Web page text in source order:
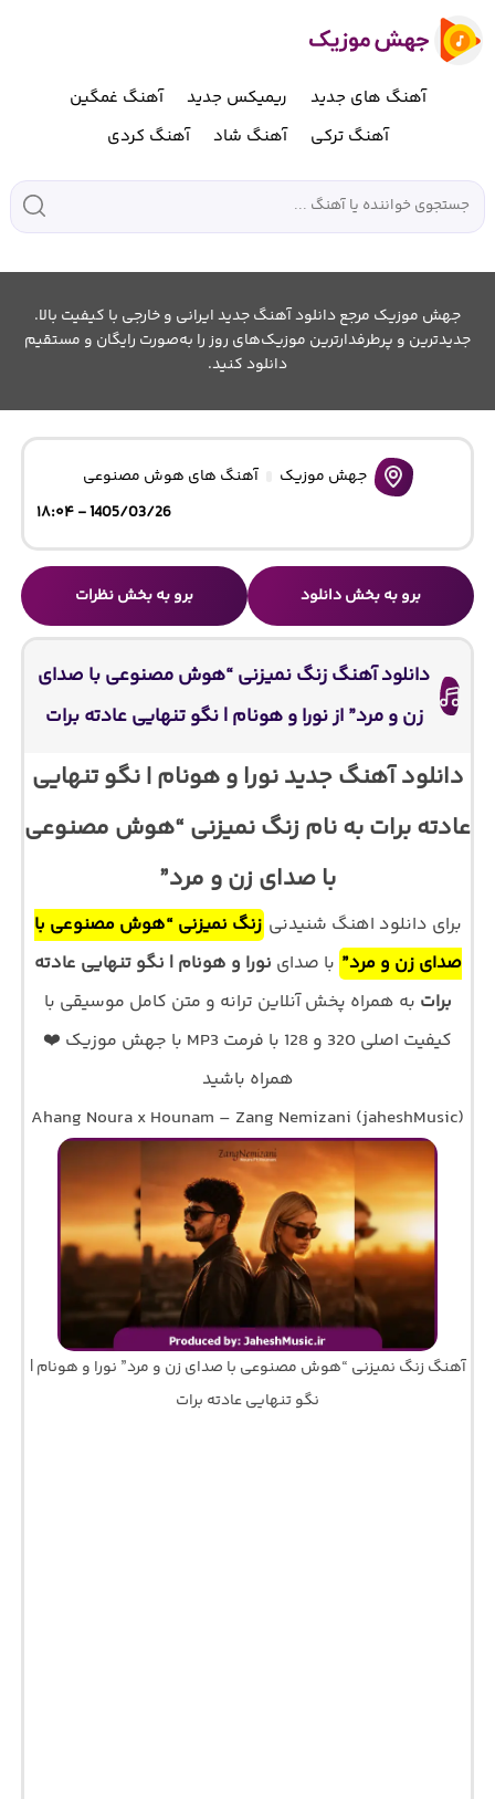
آهنگ های جدید ریمیکس جدید
آهنگ غمگین
آهنگ ترکی
آهنگ شاد آهنگ کردی
جهش موزیک مرجع دانلود آهنگ جدید ایرانی و خارجی با کیفیت بالا.
جدیدترین و پرطرفدارترین موزیک‌های روز را به‌صورت رایگان و مستقیم
دانلود کنید.
جهش موزیک
آهنگ های هوش مصنوعی
1405/03/26 - ۱۸:۰۴
برو به بخش دانلود برو به بخش نظرات
دانلود آهنگ زنگ نمیزنی “هوش مصنوعی با صدای
زن و مرد” از نورا و هونام | نگو تنهایی عادته برات
دانلود آهنگ جدید نورا و هونام | نگو تنهایی
عادته برات به نام زنگ نمیزنی “هوش مصنوعی
با صدای زن و مرد”
برای دانلود اهنگ شنیدنی زنگ نمیزنی “هوش مصنوعی با
صدای زن و مرد” با صدای نورا و هونام | نگو تنهایی عادته
برات به همراه پخش آنلاین ترانه و متن کامل موسیقی با
کیفیت اصلی 320 و 128 با فرمت MP3 با جهش موزیک ❤️
همراه باشید
Ahang Noura x Hounam – Zang Nemizani (jaheshMusic)
آهنگ زنگ نمیزنی “هوش مصنوعی با صدای زن و مرد” نورا و هونام |
نگو تنهایی عادته برات